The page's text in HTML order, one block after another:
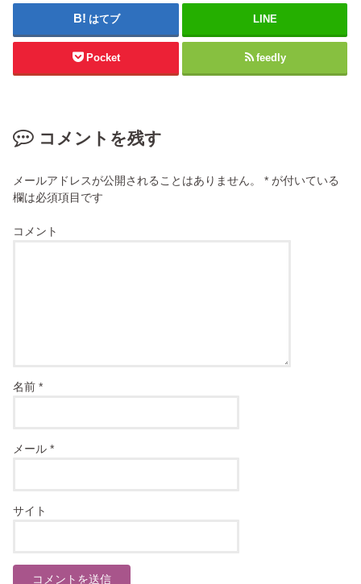
はてブ LINE
Pocket feedly
コメントを残す
メールアドレスが公開されることはありません。 * が付いている
欄は必須項目です
コメント
名前*
メール*
サイト